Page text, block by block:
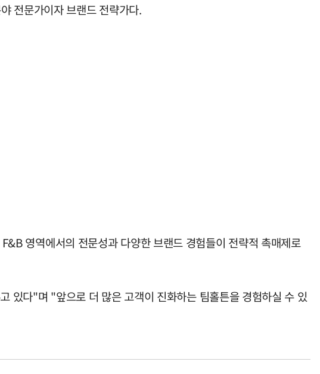
전문가이자 브랜드 전략가다.
영역에서의 전문성과 다양한 브랜드 경험들이 전략적 촉매제로
있다"며 "앞으로 더 많은 고객이 진화하는 팀홀튼을 경험하실 수 있